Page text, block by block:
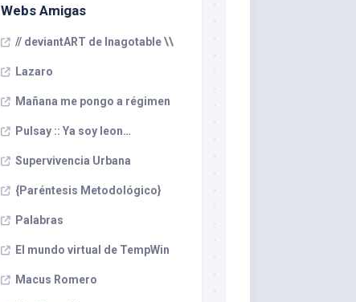
Webs Amigas
// deviantART de Inagotable \\
Lazaro
Mañana me pongo a régimen
Pulsay :: Ya soy leon…
Supervivencia Urbana
{Paréntesis Metodológico}
Palabras
El mundo virtual de TempWin
Macus Romero